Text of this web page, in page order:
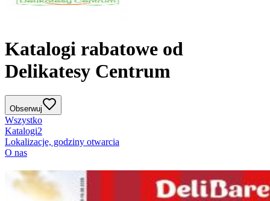
Katalogi rabatowe od
Delikatesy Centrum
Obserwuj
Wszystko
Katalogi2
Lokalizacje, godziny otwarcia
O nas